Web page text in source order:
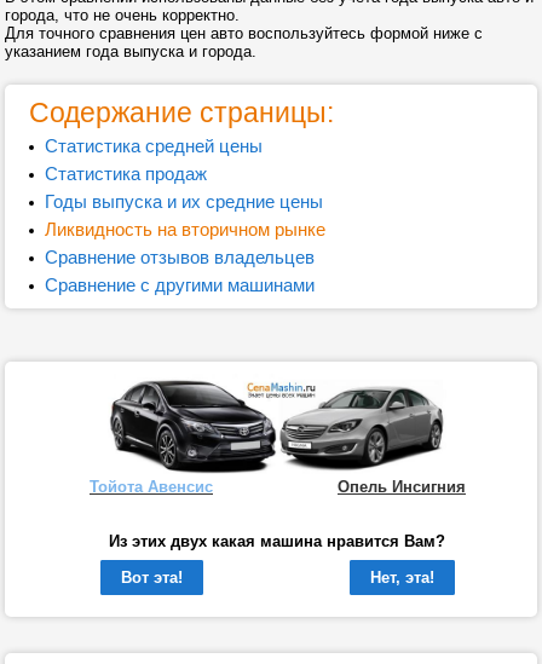
города, что не очень корректно.
Для точного сравнения цен авто воспользуйтесь формой ниже с
указанием года выпуска и города.
Содержание страницы:
Статистика средней цены
Статистика продаж
Годы выпуска и их средние цены
Ликвидность на вторичном рынке
Сравнение отзывов владельцев
Сравнение с другими машинами
Тойота Авенсис Опель Инсигния
Из этих двух какая машина нравится Вам?
Вот эта!
Нет, эта!